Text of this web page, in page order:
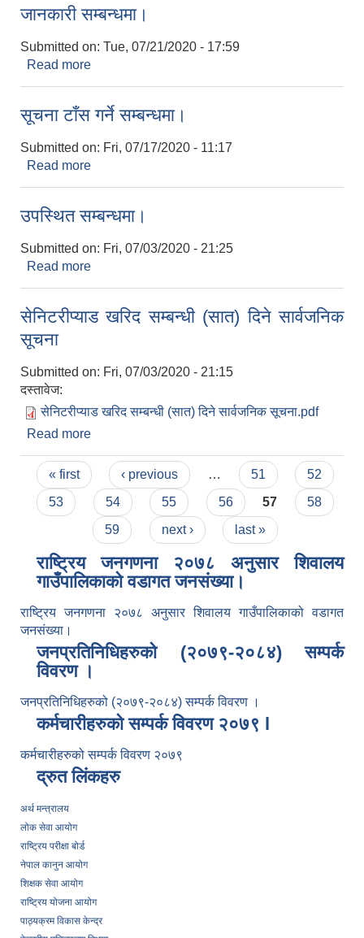
जानकारी सम्बन्धमा।
Submitted on: Tue, 07/21/2020 - 17:59
Read more
सूचना टाँस गर्ने सम्बन्धमा।
Submitted on: Fri, 07/17/2020 - 11:17
Read more
उपस्थित सम्बन्धमा।
Submitted on: Fri, 07/03/2020 - 21:25
Read more
सेनिटरीप्याड खरिद सम्बन्धी (सात) दिने सार्वजनिक
सूचना
Submitted on: Fri, 07/03/2020 - 21:15
दस्तावेज:
सेनिटरीप्याड खरिद सम्बन्धी (सात) दिने सार्वजनिक सूचना.pdf
Read more
Pages
« first ‹ previous … 51
52
53
54 55 56 57
58
59
next › last »
राष्ट्रिय जनगणना २०७८ अनुसार शिवालय
गाउँपालिकाको वडागत जनसंख्या।
राष्ट्रिय जनगणना २०७८ अनुसार शिवालय गाउँपालिकाको वडागत
जनसंख्या।
जनप्रतिनिधिहरुको (२०७९-२०८४) सम्पर्क
विवरण ।
जनप्रतिनिधिहरुको (२०७९-२०८४) सम्पर्क विवरण ।
कर्मचारीहरुको सम्पर्क विवरण २०७९ l
कर्मचारीहरुको सम्पर्क विवरण २०७९
द्रुत लिंकहरु
अर्थ मन्त्रालय
लोक सेवा आयोग
राष्ट्रिय परीक्षा बोर्ड
नेपाल कानुन आयोग
शिक्षक सेवा आयोग
राष्ट्रिय योजना आयोग
पाठ्यक्रम विकास केन्द्र